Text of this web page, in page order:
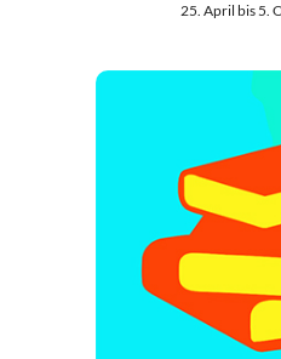
25. April bis 5.